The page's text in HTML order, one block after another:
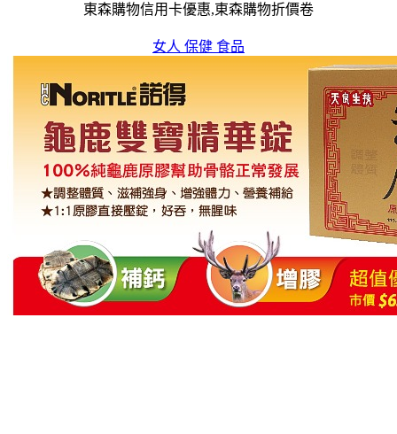
東森購物信用卡優惠,東森購物折價卷
女人 保健 食品